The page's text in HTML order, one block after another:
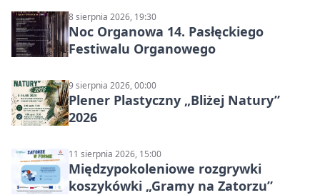
8 sierpnia 2026, 19:30
Noc Organowa 14. Pasłęckiego
Festiwalu Organowego
9 sierpnia 2026, 00:00
Plener Plastyczny „Bliżej Natury”
2026
11 sierpnia 2026, 15:00
Międzypokoleniowe rozgrywki
koszykówki „Gramy na Zatorzu”